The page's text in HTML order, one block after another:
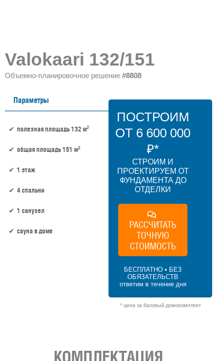
Valokaari 132/151
Объемно-планировочное решение #8808
Параметры
полезная площадь 132 м2
общая площадь 151 м2
1 этаж
4 спальни
1 санузел
сауна в доме
ПОСТРОИМ
ОТ 6 600 000
₽*
СТРОИМ И
ПРОЕКТИРУЕМ ОТ
ФУНДАМЕНТА ДО
ОТДЕЛКИ
РАССЧИТАТЬ
ТОЧНУЮ
СТОИМОСТЬ
БЕСПЛАТНО • БЕЗ
ОБЯЗАТЕЛЬСТВ
ответим в течение дня
* цена за базовый домокомплект
КОМПЛЕКТАЦИЯ